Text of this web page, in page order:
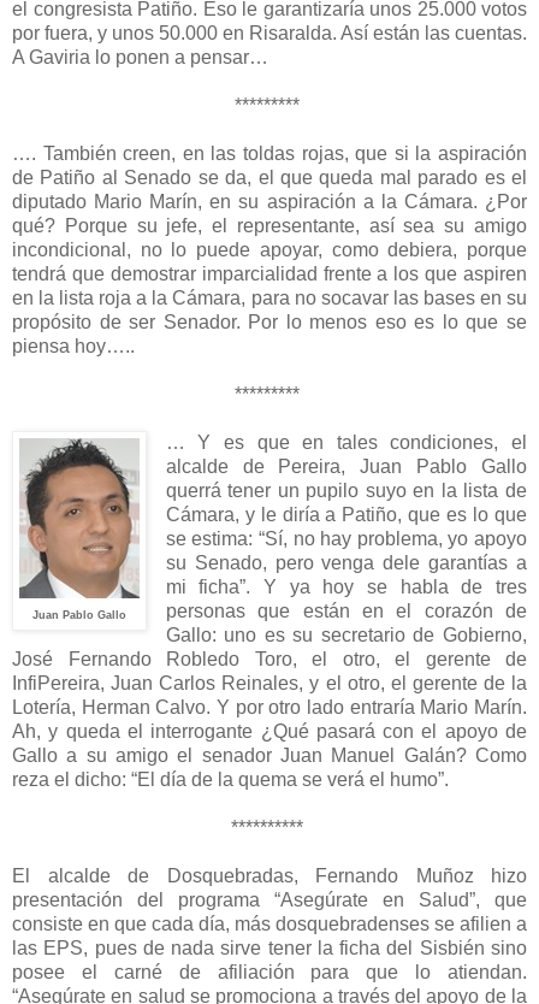
el congresista Patiño. Eso le garantizaría unos 25.000 votos
por fuera, y unos 50.000 en Risaralda. Así están las cuentas.
A Gaviria lo ponen a pensar…
*********
…. También creen, en las toldas rojas, que si la aspiración
de Patiño al Senado se da, el que queda mal parado es el
diputado Mario Marín, en su aspiración a la Cámara. ¿Por
qué? Porque su jefe, el representante, así sea su amigo
incondicional, no lo puede apoyar, como debiera, porque
tendrá que demostrar imparcialidad frente a los que aspiren
en la lista roja a la Cámara, para no socavar las bases en su
propósito de ser Senador. Por lo menos eso es lo que se
piensa hoy…..
*********
Juan Pablo Gallo
… Y es que en tales condiciones, el
alcalde de Pereira, Juan Pablo Gallo
querrá tener un pupilo suyo en la lista de
Cámara, y le diría a Patiño, que es lo que
se estima: “Sí, no hay problema, yo apoyo
su Senado, pero venga dele garantías a
mi ficha”. Y ya hoy se habla de tres
personas que están en el corazón de
Gallo: uno es su secretario de Gobierno,
José Fernando Robledo Toro, el otro, el gerente de
InfiPereira, Juan Carlos Reinales, y el otro, el gerente de la
Lotería, Herman Calvo. Y por otro lado entraría Mario Marín.
Ah, y queda el interrogante ¿Qué pasará con el apoyo de
Gallo a su amigo el senador Juan Manuel Galán? Como
reza el dicho: “El día de la quema se verá el humo”.
**********
El alcalde de Dosquebradas, Fernando Muñoz hizo
presentación del programa “Asegúrate en Salud”, que
consiste en que cada día, más dosquebradenses se afilien a
las EPS, pues de nada sirve tener la ficha del Sisbién sino
posee el carné de afiliación para que lo atiendan.
“Asegúrate en salud se promociona a través del apoyo de la